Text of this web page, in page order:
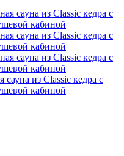
сауна из Classic кедра с
кабиной